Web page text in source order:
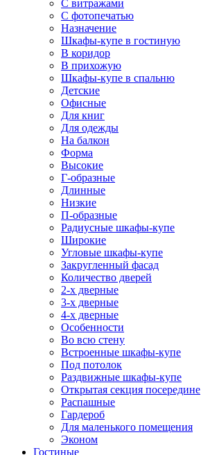
С витражами
С фотопечатью
Назначение
Шкафы-купе в гостиную
В коридор
В прихожую
Шкафы-купе в спальню
Детские
Офисные
Для книг
Для одежды
На балкон
Форма
Высокие
Г-образные
Длинные
Низкие
П-образные
Радиусные шкафы-купе
Широкие
Угловые шкафы-купе
Закругленный фасад
Количество дверей
2-х дверные
3-х дверные
4-х дверные
Особенности
Во всю стену
Встроенные шкафы-купе
Под потолок
Раздвижные шкафы-купе
Открытая секция посередине
Распашные
Гардероб
Для маленького помещения
Эконом
Гостиные